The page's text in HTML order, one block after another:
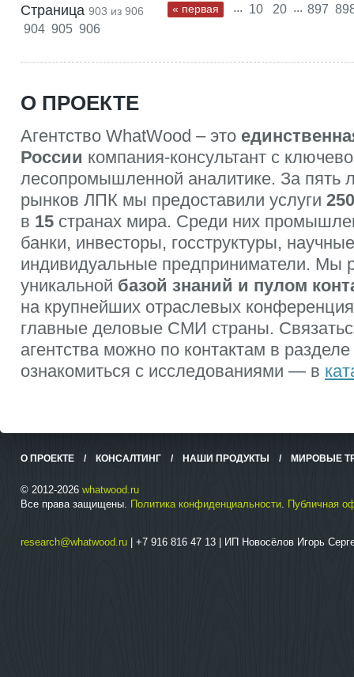
Страница 903 из 906 « первая ... 10 20 ... 897
904 905 906
О ПРОЕКТЕ
Агентство WhatWood – это
России компания-консультант с
лесопромышленной аналитике. За пять
рынков ЛПК мы предоставили услуги 250
в 15 странах мира. Среди них
банки, инвесторы, госструктуры,
индивидуальные предприниматели. Мы
уникальной базой знаний и пулом
на крупнейших отраслевых
главные деловые СМИ страны.
агентства можно по контактам в разделе
ознакомиться с исследованиями — в
О ПРОЕКТЕ / КОНСАЛТИНГ / НАШИ ПРОДУКТЫ / МИРОВЫЕ
© 2012-2026 whatwood.ru
Все права защищены. Политика конфиденциальности. Публичная
research@whatwood.ru | +7 916 816 47 13 | ИП Новосёлов Игорь